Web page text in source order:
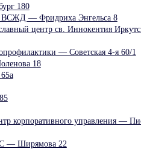
180
ВСЖД — Фридриха Энгельса 8
центр св. Иннокентия
— Советская 4-я 60/1
18
корпоративного управления —
— Ширямова 22